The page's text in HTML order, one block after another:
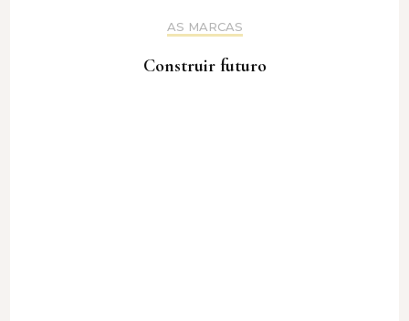
AS MARCAS
Construir futuro